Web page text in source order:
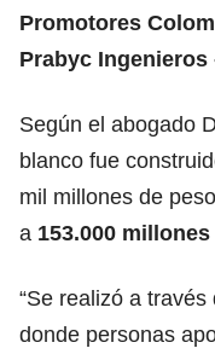
Promotores
Prabyc Ingenieros
Según el abogado
blanco fue
mil millones de
a 153.000
“Se realizó a
donde personas